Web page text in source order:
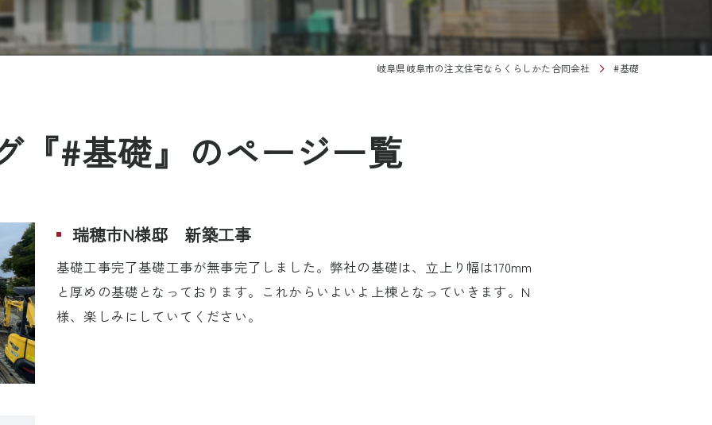
岐阜県岐阜市の注文住宅ならくらしかた合同会社 #基礎
『#基礎』のページ一覧
瑞穂市N様邸 新築工事
基礎工事完了基礎工事が無事完了しました。弊社の基礎は、立上り幅は170mm
と厚めの基礎となっております。これからいよいよ上棟となっていきます。N
様、楽しみにしていてください。